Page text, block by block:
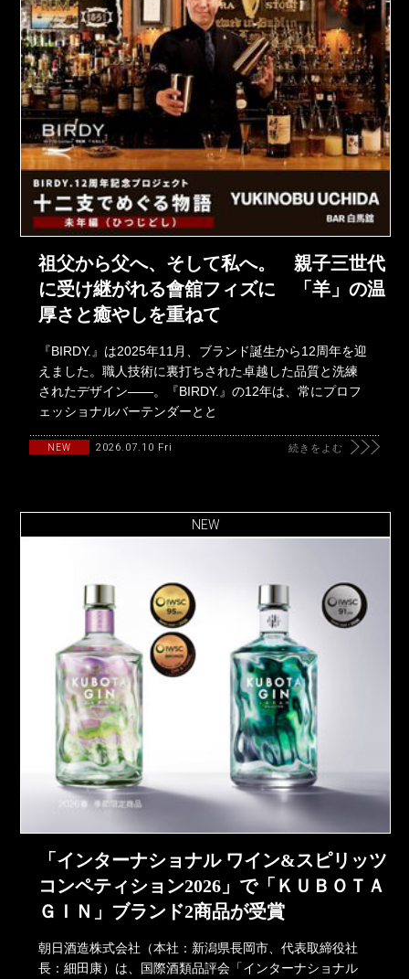
祖父から父へ、そして私へ。 親子三世代
に受け継がれる會舘フィズに 「羊」の温
厚さと癒やしを重ねて
『BIRDY.』は2025年11月、ブランド誕生から12周年を迎
えました。職人技術に裏打ちされた卓越した品質と洗練
されたデザイン――。『BIRDY.』の12年は、常にプロフ
ェッショナルバーテンダーとと
NEW 2026.07.10 Fri 続きをよむ
NEW
「インターナショナル ワイン&スピリッツ
コンペティション2026」で「ＫＵＢＯＴＡ
ＧＩＮ」ブランド2商品が受賞
朝日酒造株式会社（本社：新潟県長岡市、代表取締役社
長：細田康）は、国際酒類品評会「インターナショナル